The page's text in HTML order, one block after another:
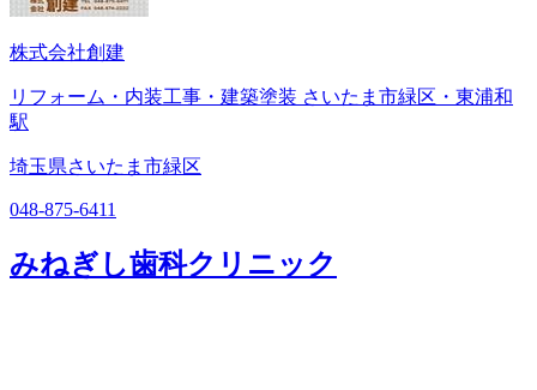
株式会社創建
リフォーム・内装工事・建築塗装 さいたま市緑区・東浦和
駅
埼玉県さいたま市緑区
048-875-6411
みねぎし歯科クリニック